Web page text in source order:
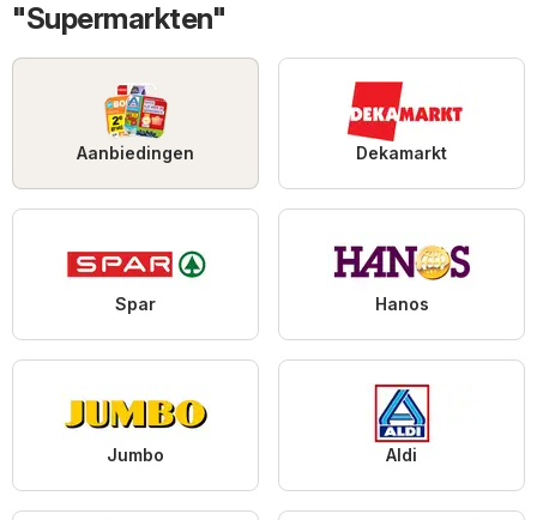
"Supermarkten"
Aanbiedingen Dekamarkt
Spar Hanos
Jumbo Aldi